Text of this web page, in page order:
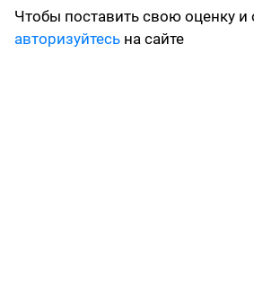
Чтобы поставить свою оценку и
авторизуйтесь на сайте